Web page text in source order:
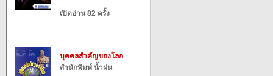
เปิดอ่าน 82 ครั้ง
บุคคลสำคัญของโลก
สำนักพิมพ์ น้ำฝน